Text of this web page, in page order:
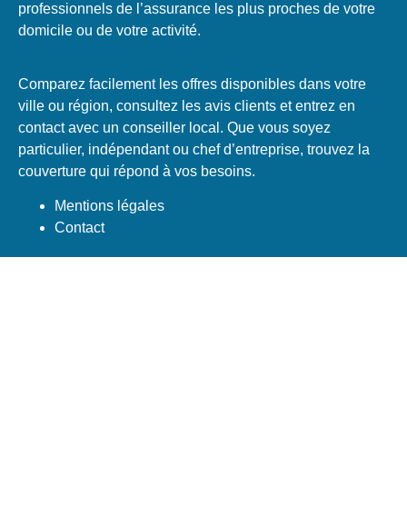
professionnels de l’assurance les plus proches de votre
domicile ou de votre activité.
Comparez facilement les offres disponibles dans votre
ville ou région, consultez les avis clients et entrez en
contact avec un conseiller local. Que vous soyez
particulier, indépendant ou chef d’entreprise, trouvez la
couverture qui répond à vos besoins.
Mentions légales
Contact